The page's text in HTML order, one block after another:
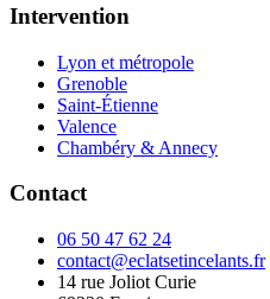
Intervention
Lyon et métropole
Grenoble
Saint-Étienne
Valence
Chambéry & Annecy
Contact
06 50 47 62 24
contact@eclatsetincelants.fr
14 rue Joliot Curie